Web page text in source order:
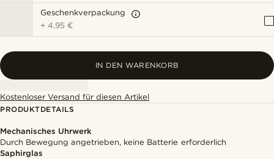
Geschenkverpackung
+4,95 €
IN DEN WARENKORB
Kostenloser Versand für diesen Artikel
PRODUKTDETAILS
Mechanisches Uhrwerk
Durch Bewegung angetrieben, keine Batterie erforderlich
Saphirglas